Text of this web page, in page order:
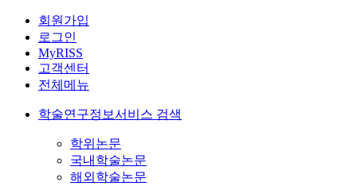
회원가입
로그인
MyRISS
고객센터
전체메뉴
학술연구정보서비스 검색
학위논문
국내학술논문
해외학술논문